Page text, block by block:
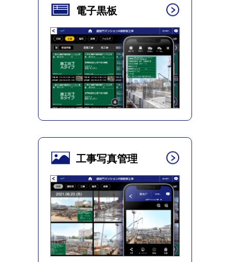
電子黒板
工事写真管理